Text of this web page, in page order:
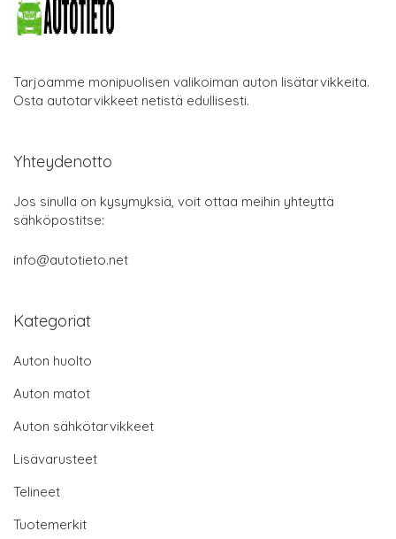
Tarjoamme monipuolisen valikoiman auton lisätarvikkeita.
Osta autotarvikkeet netistä edullisesti.
Yhteydenotto
Jos sinulla on kysymyksiä, voit ottaa meihin yhteyttä
sähköpostitse:
info@autotieto.net
Kategoriat
Auton huolto
Auton matot
Auton sähkötarvikkeet
Lisävarusteet
Telineet
Tuotemerkit